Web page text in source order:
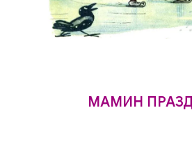
МАМИН